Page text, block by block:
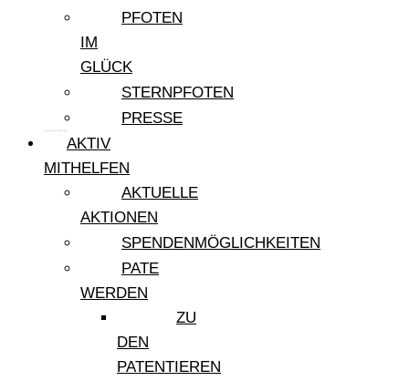
PFOTEN
IM
GLÜCK
STERNPFOTEN
PRESSE
AKTIV
MITHELFEN
AKTUELLE
AKTIONEN
SPENDENMÖGLICHKEITEN
PATE
WERDEN
ZU
DEN
PATENTIEREN